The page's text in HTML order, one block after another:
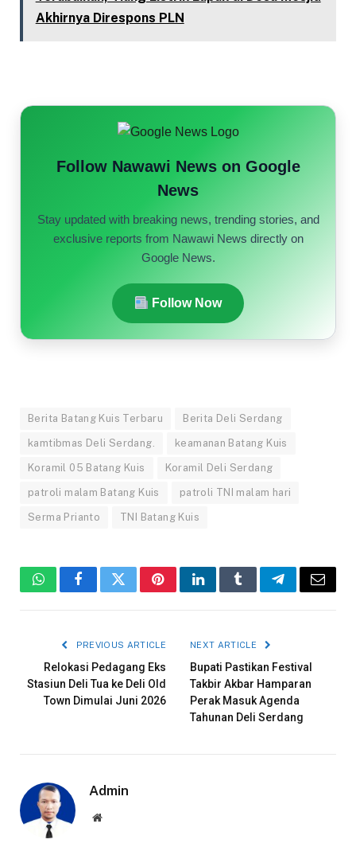
Akhirnya Direspons PLN
Follow Nawawi News on Google
News
Stay updated with breaking news, trending stories, and
exclusive reports from Nawawi News directly on
Google News.
Follow Now
Berita Batang Kuis Terbaru Berita Deli Serdang
kamtibmas Deli Serdang. keamanan Batang Kuis
Koramil 05 Batang Kuis Koramil Deli Serdang
patroli malam Batang Kuis patroli TNI malam hari
Serma Prianto TNI Batang Kuis
WhatsAppFacebookTwitterPinterestLinkedInTumblrTelegramEmail
PREVIOUS ARTICLE
Relokasi Pedagang Eks
Stasiun Deli Tua ke Deli Old
Town Dimulai Juni 2026
NEXT ARTICLE
Bupati Pastikan Festival
Takbir Akbar Hamparan
Perak Masuk Agenda
Tahunan Deli Serdang
Admin
Website